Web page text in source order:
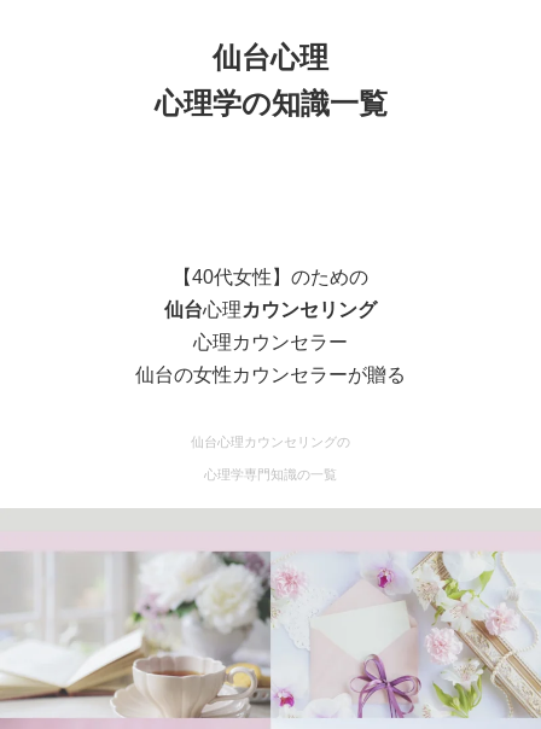
仙台心理
心理学の知識一覧
【40代女性】のための
仙台心理カウンセリング
心理カウンセラー
仙台の女性カウンセラーが贈る
仙台心理カウンセリングの
心理学専門知識の一覧